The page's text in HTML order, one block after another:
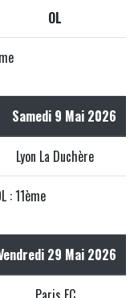
OL
Samedi 9 Mai 2026
Lyon La Duchère
: 11ème
29 Mai 2026